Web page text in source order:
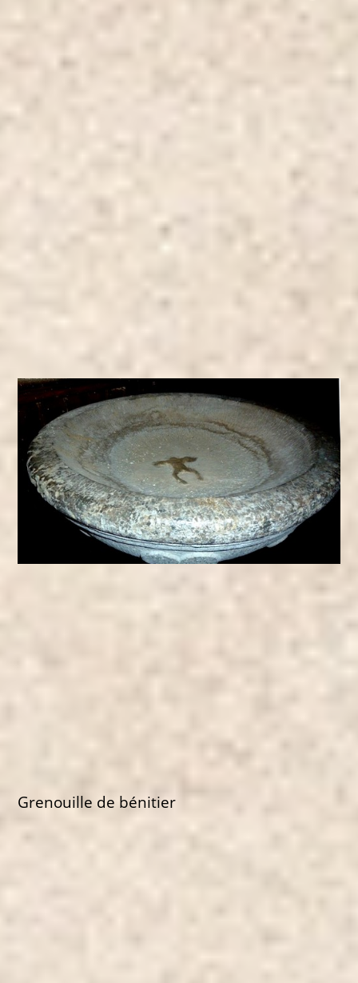
Grenouille de bénitier